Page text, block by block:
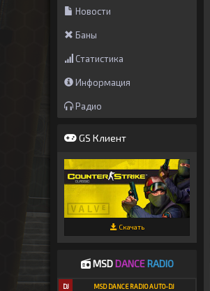
Новости
Баны
Статистика
Информация
Радио
GS Клиент
Скачать
MSDDANCE RADIO
DJ MSD DANCE RADIO AUTO-DJ